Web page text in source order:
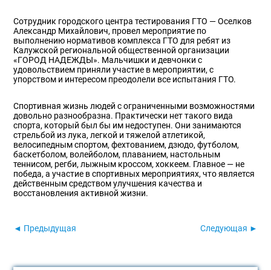
Сотрудник городского центра тестирования ГТО — Оселков
Александр Михайлович, провел мероприятие по
выполнению нормативов комплекса ГТО для ребят из
Калужской региональной общественной организации
«ГОРОД НАДЕЖДЫ». Мальчишки и девчонки с
удовольствием приняли участие в мероприятии, с
упорством и интересом преодолели все испытания ГТО.
Спортивная жизнь людей с ограниченными возможностями
довольно разнообразна. Практически нет такого вида
спорта, который был бы им недоступен. Они занимаются
стрельбой из лука, легкой и тяжелой атлетикой,
велосипедным спортом, фехтованием, дзюдо, футболом,
баскетболом, волейболом, плаванием, настольным
теннисом, регби, лыжным кроссом, хоккеем. Главное — не
победа, а участие в спортивных мероприятиях, что является
действенным средством улучшения качества и
восстановления активной жизни.
◄ Предыдущая Следующая ►